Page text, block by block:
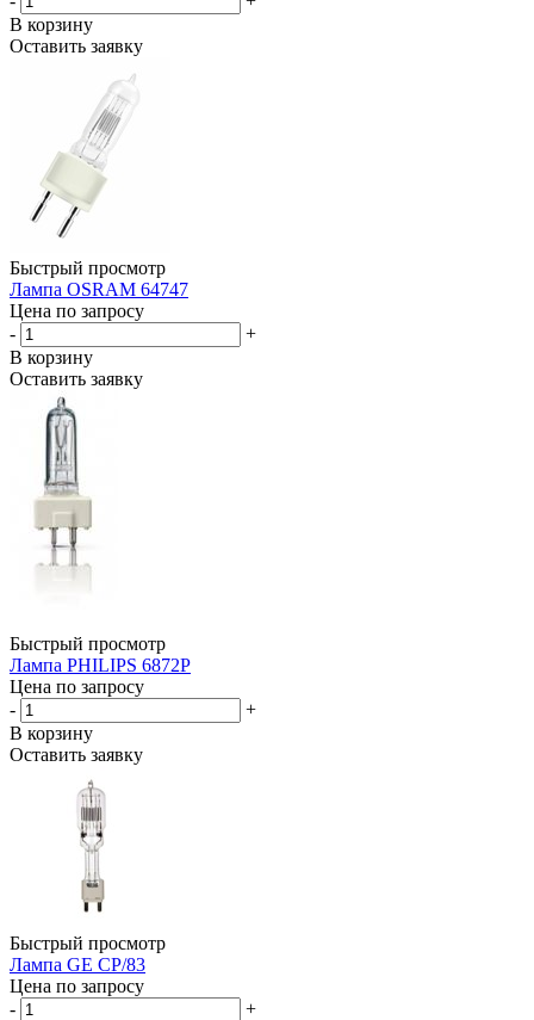
В корзину
Оставить заявку
Быстрый просмотр
Лампа OSRAM 64747
Цена по запросу
-
+
В корзину
Оставить заявку
Быстрый просмотр
Лампа PHILIPS 6872P
Цена по запросу
-
+
В корзину
Оставить заявку
Быстрый просмотр
Лампа GE CP/83
Цена по запросу
-
+